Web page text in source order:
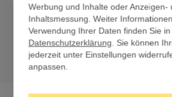
Werbung und Inhalte oder Anzeigen-
Inhaltsmessung. Weiter
Verwendung Ihrer Daten finden Sie
Datenschutzerklärung . Sie können
jederzeit unter Einstellungen
anpassen.